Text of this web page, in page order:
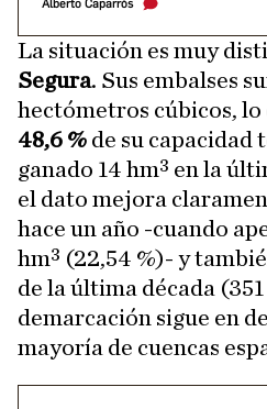
Alberto Caparrós
La situación es muy
Segura. Sus embalses
hectómetros cúbicos, lo
48,6 % de su capacidad
ganado 14 hm³ en la
el dato mejora
hace un año -cuando
hm³ (22,54 %)- y
de la última década
demarcación sigue en
mayoría de cuencas